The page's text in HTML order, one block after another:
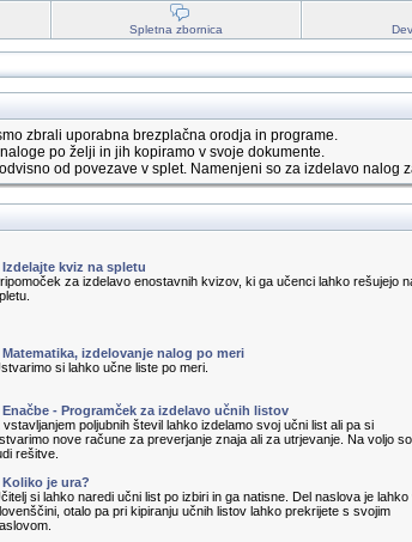
Spletna zbornica
zbrali uporabna brezplačna orodja in programe.
po želji in jih kopiramo v svoje dokumente.
od povezave v splet. Namenjeni so za izdelavo nalog
Izdelajte kviz na spletu
za izdelavo enostavnih kvizov, ki ga učenci lahko rešujejo
Matematika, izdelovanje nalog po meri
si lahko učne liste po meri.
Enačbe - Programček za izdelavo učnih listov
vstavljanjem poljubnih števil lahko izdelamo svoj učni list ali pa si
nove račune za preverjanje znaja ali za utrjevanje. Na voljo so
rešitve.
Koliko je ura?
si lahko naredi učni list po izbiri in ga natisne. Del naslova je lahko
otalo pa pri kipiranju učnih listov lahko prekrijete s svojim